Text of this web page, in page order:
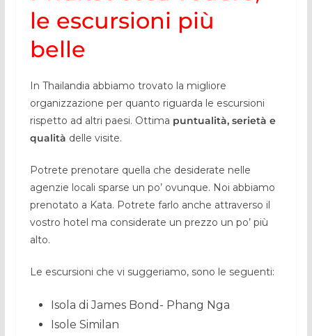
le escursioni più
belle
In Thailandia abbiamo trovato la migliore
organizzazione per quanto riguarda le escursioni
rispetto ad altri paesi. Ottima puntualità, serietà e
qualità delle visite.
Potrete prenotare quella che desiderate nelle
agenzie locali sparse un po’ ovunque. Noi abbiamo
prenotato a Kata. Potrete farlo anche attraverso il
vostro hotel ma considerate un prezzo un po’ più
alto.
Le escursioni che vi suggeriamo, sono le seguenti:
Isola di James Bond- Phang Nga
Isole Similan